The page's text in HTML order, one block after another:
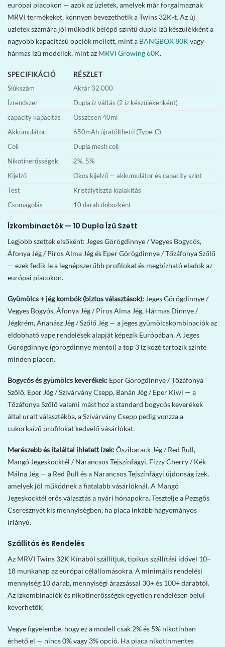
európai piacokon — azok az üzletek, amelyek már forgalmaznak
MRVI termékeket, könnyen bevezethetik a Twins 32K-t. Az új
üzletek számára jól működik belépő szintű dupla ízű készülékként a
nagyobb kapacitású opciók mellett, mint a BANGBOX 80K vagy
hármas ízű modellek, mint az MRVI Growing 60K.
SPECIFIKÁCIÓ
RÉSZLET
Slúkszám
Akrár 32 000
Ízrendszer
Dupla íz váltás (2 íz készülékenként)
capacity kapacitás
Összesen 40ml
Akkumulátor
650mAh újratölthető (Type-C)
Coil
Dupla mesh coil
Nikotinerősségek
2%, 5%
Kijelző
Okos kijelző — akkumulátor és capacity szint
Test
Kristálytiszta kialakítás
Csomagolás
10 darab dobozként
Ízkombinactók — 10 Dupla Ízű Szett
Legjobb szettek elsőként: Jeges Görögdinnye / Vegyes Bogycós,
Áfonya Jég / Piros Alma Jég és Eper Görögdinnye / Tőzáfonya Szőlő
— ezek fedik le a legnépszerűbb profilokat és megbízható eladok az
európai piacokon.
Gyümölcs + jég kombók (biztos választások): Jeges Görögdinnye /
Vegyes Bogyós, Áfonya Jég / Piros Alma Jég, Hármas Dinnye /
Jégkrém, Ananász Jég / Szőlő Jég — a jeges gyümölcskombinaciók az
eldobható vape rendelések alapját képezik Európában. A Jeges
Görögdinnye (görögdinnye mentol) a top 3 íz közé tartozik szinte
minden piacon.
Bogycós és gyümölcs keverékek: Eper Görögdinnye / Tőzáfonya
Szőlő, Eper Jég / Szivárvány Csepp, Banán Jég / Eper Kiwi — a
Tőzáfonya Szőlő valami mást hoz a standard bogycós keverékek
által uralt választékba, a Szivárvány Csepp pedig vonzza a
cukorkaízű profilokat kedvelő vásárlókat.
Merészebb és italáltal ihletett ízek:Őszibarack Jég / Red Bull,
Mangó Jegeskocktél / Narancsos Tejszínfágyi, Fizzy Cherry / Kék
Málna Jég — a Red Bull és a Narancsos Tejszínfágyi újdonság ízek,
amelyek jól működnek a fiatalabb vásárlóknál. A Mangó
Jegeskocktél erős választás a nyári hónapokra. Tesztelje a Pezsgős
Cseresznyét kis mennyiségben, ha piaca inkább hagyományos
irlányú.
Szállítás és Rendelés
Az MRVI Twins 32K Kínából szállítjuk, tipikus szállítási idővel 10–
18 munkanap az európai célállomásokra. A minimális rendelési
mennyiség 10 darab, mennyiségi árazsással 30+ és 100+ darabtól.
Az ízkombinaciók és nikotinerősségek egyetlen rendelésen belül
keverhetők.
Vegye figyelembe, hogy ez a modell csak 2% és 5% nikotinban
érhető el — nincs 0% vagy 3% opció. Ha piaca nikotinmentes